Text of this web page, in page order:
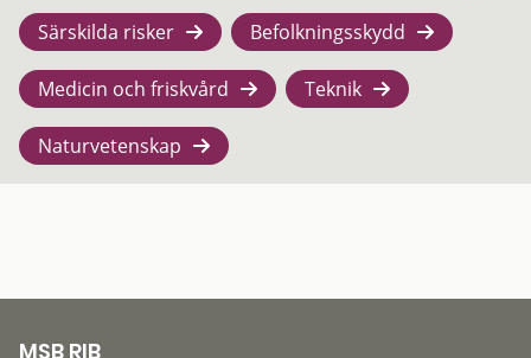
Särskilda risker Befolkningsskydd
Medicin och friskvård Teknik
Naturvetenskap
MSB RIB